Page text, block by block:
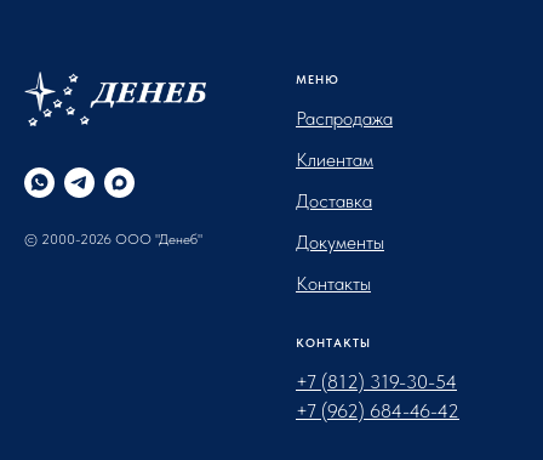
© 2000-2026 ООО "Денеб"
МЕНЮ
Распродажа
Клиентам
Доставка
Документы
Контакты
КОНТАКТЫ
+7 (812) 319-30-54
+7 (962) 684-46-42